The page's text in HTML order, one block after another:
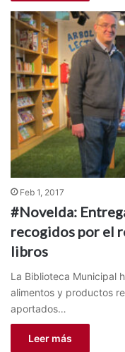
Feb 1, 2017
#Novelda:
recogidos por el
libros
La Biblioteca Municipal
alimentos y productos
aportados…
Leer más